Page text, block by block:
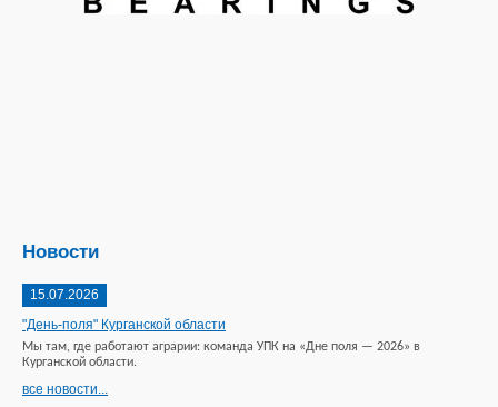
Новости
15.07.2026
"День-поля" Курганской области
Мы там, где работают аграрии: команда УПК на «Дне поля — 2026» в
Курганской области.
все новости...